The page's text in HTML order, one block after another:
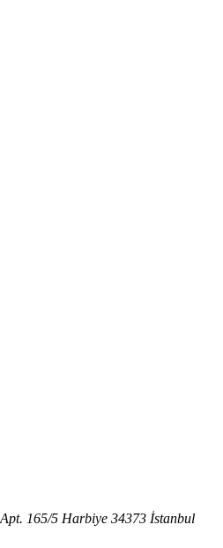
165/5 Harbiye 34373 İstanbul